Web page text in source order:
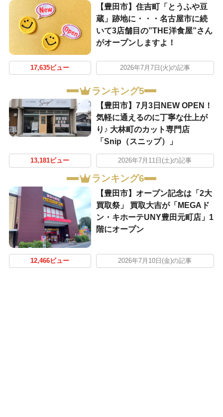
【豊田市】住吉町「とうふや豆
蔵」跡地に・・・名古屋市に続
いて3店舗目の”THE洋食屋”さん
がオープンしますよ！
17,635ビュー 2026年7月7日(火)の記事
ランキング5
【豊田市】7月3日NEW OPEN！
気軽に通えるのに丁寧な仕上が
り♪ 大林町のカット専門店
「Snip（スニップ）」
13,181ビュー 2026年7月11日(土)の記事
ランキング6
【豊田市】オープン記念は「2大
買取祭」 買取大吉が「MEGAド
ン・キホーテUNY豊田元町店」1
階にオープン
12,466ビュー 2026年7月10日(金)の記事